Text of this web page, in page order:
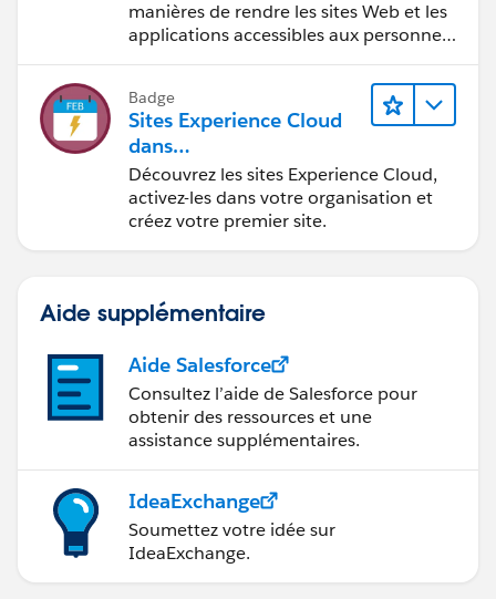
manières de rendre les sites Web et les
applications accessibles aux personnes
Badge
Sites Experience Cloud
dans
Agentforce Financial Ser
vices
Découvrez les sites Experience Cloud,
activez-les dans votre organisation et
créez votre premier site.
Aide supplémentaire
Aide Salesforce
Consultez l’aide de Salesforce pour
obtenir des ressources et une
assistance supplémentaires.
IdeaExchange
Soumettez votre idée sur
IdeaExchange.